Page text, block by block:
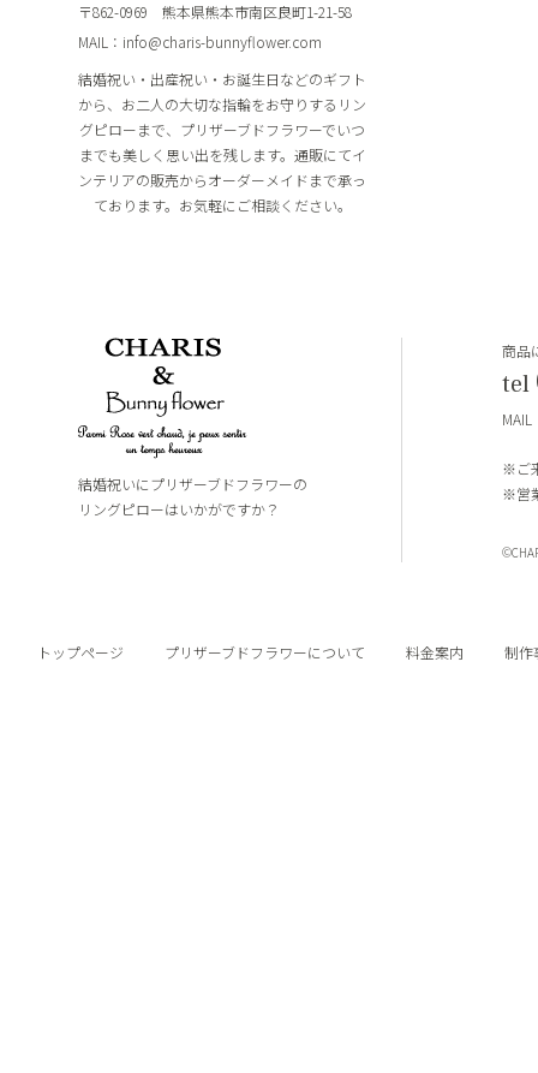
〒862-0969 熊本県熊本市南区良町1-21-58
MAIL：info@charis-bunnyflower.com
結婚祝い・出産祝い・お誕生日などのギフト
から、お二人の大切な指輪をお守りするリン
グピローまで、プリザーブドフラワーでいつ
までも美しく思い出を残します。通販にてイ
ンテリアの販売からオーダーメイドまで承っ
ております。お気軽にご相談ください。
結婚祝いにプリザーブドフラワーの
リングピローはいかがですか？
商品
tel
※ご
※営
トップページ プリザーブドフラワーについて 料金案内 制作